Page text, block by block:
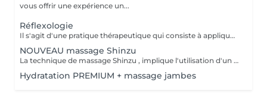
vous offrir une expérience un...
Réflexologie
Il s'agit d'une pratique thérapeutique qui consiste à appliquer une pression sur des points spécifiques des pieds. On pense que ces points correspondent à différents organes et systèmes du corps, favorisant la relaxation et soulageant les tensions.
NOUVEAU massage Shinzu
La technique de massage Shinzu , implique l'utilisation d'un "cansa", qui est un instrument ou un outil, fabriqué en métal et bois , utilisé pour appliquer une pression pendant le massage. Cet outil aide à intensifier les effets du massage, favorisant le soulagement des tensions musculaires et stimulant la circulation sanguine. Le massage combine des mouvements manuels avec l'utilisation du cansa, offrant une expérience unique qui vise non seulement à détendre le corps, mais aussi à équilibrer l'énergie et à promouvoir le bien-être général. C'est une pratique qui peut s'avérer très efficace pour ceux qui recherchent un soulagement du stress et des douleurs musculaires.
Hydratation PREMIUM + massage jambes